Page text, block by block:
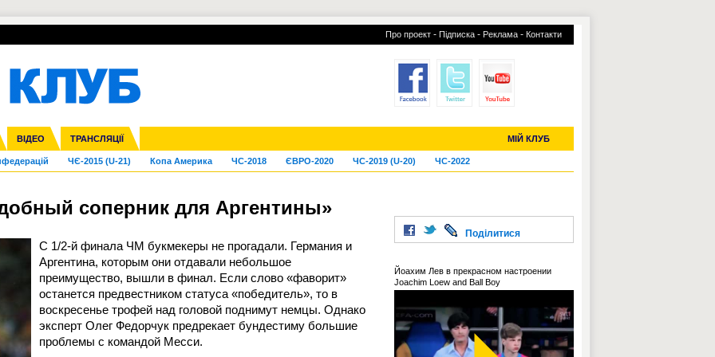
Про проект - Підписка - Реклама - Контакти
ВІДЕО ТРАНСЛЯЦІЇ МІЙ КЛУБ
ліга Кубок України Молодіжка
Ліга націй Ліга конференцій
Франція Інші
ЧЄ-2015 (U-21) Копа Америка ЧС-2018 ЄВРО-2020 ЧС-2019 (U-20) ЧС-2022
УПЛ-ПЕРЕХОДИ УСІ ТРАНСФЕРИ
соперник для Аргентины»
С 1/2-й финала ЧМ букмекеры не прогадали. Германия и
Аргентина, которым они отдавали небольшое
преимущество, вышли в финал. Если слово «фаворит»
останется предвестником статуса «победитель», то в
воскресенье трофей над головой поднимут немцы. Однако
эксперт Олег Федорчук предрекает бундестиму большие
проблемы с командой Месси.
Поділитися
Йоахим Лев в прекрасном настроении
Joachim Loew and Ball Boy